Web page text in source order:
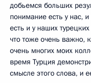
добьемся больших
понимание есть у нас,
есть и у наших
что тоже очень важно,
очень многих моих
время Турция
смысле этого слова, и